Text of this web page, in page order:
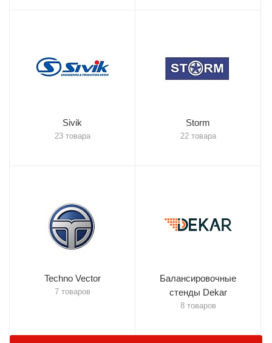
Sivik
23 товара
Storm
22 товара
Techno Vector
7 товаров
Балансировочные
стенды Dekar
8 товаров